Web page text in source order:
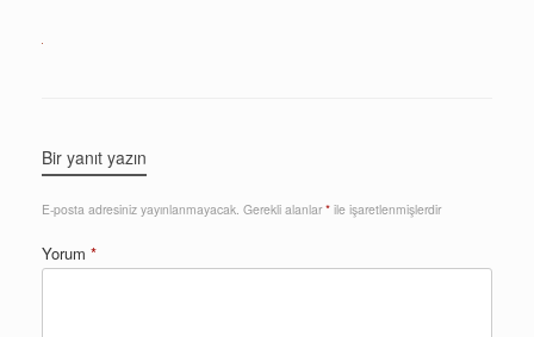
Bir yanıt yazın
E-posta adresiniz yayınlanmayacak. Gerekli alanlar* ile işaretlenmişlerdir
Yorum *